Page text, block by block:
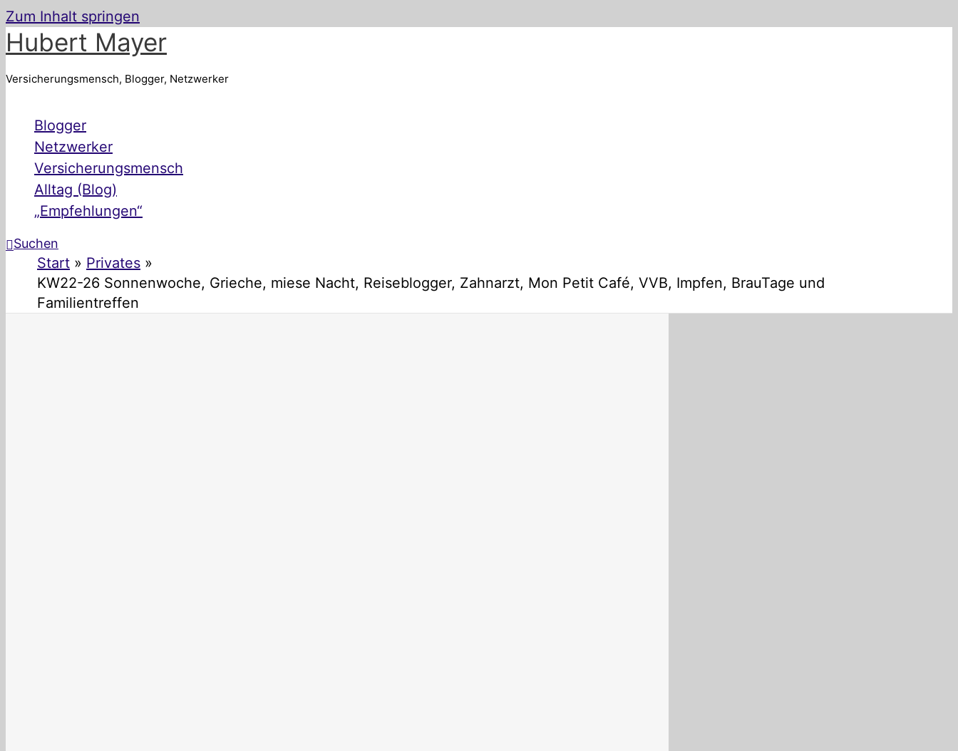
Zum Inhalt springen
Hubert Mayer
Versicherungsmensch, Blogger, Netzwerker
Blogger
Netzwerker
Versicherungsmensch
Alltag (Blog)
„Empfehlungen“
Suchen
Start
Privates
KW22-26 Sonnenwoche, Grieche, miese Nacht, Reiseblogger, Zahnarzt, Mon Petit Café, VVB, Impfen, BrauTage und
Familientreffen